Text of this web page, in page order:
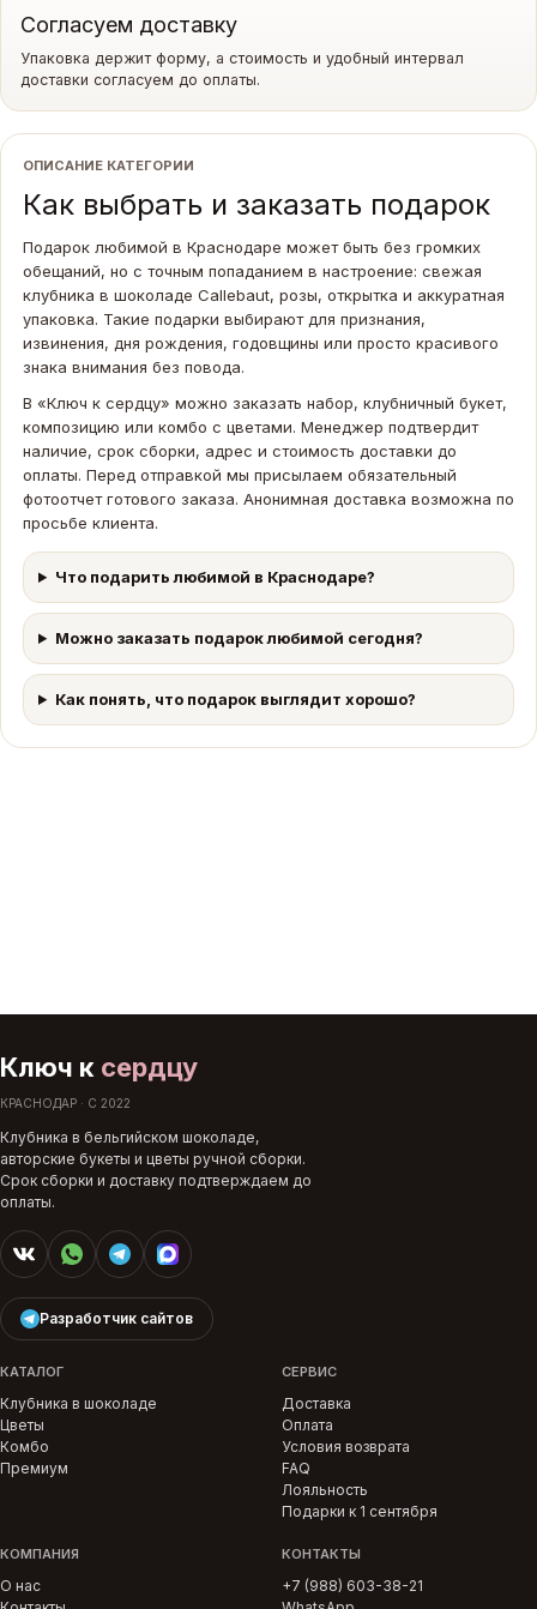
Согласуем доставку
Упаковка держит форму, а стоимость и удобный интервал
доставки согласуем до оплаты.
ОПИСАНИЕ КАТЕГОРИИ
Как выбрать и заказать подарок
Подарок любимой в Краснодаре может быть без громких
обещаний, но с точным попаданием в настроение: свежая
клубника в шоколаде Callebaut, розы, открытка и аккуратная
упаковка. Такие подарки выбирают для признания,
извинения, дня рождения, годовщины или просто красивого
знака внимания без повода.
В «Ключ к сердцу» можно заказать набор, клубничный букет,
композицию или комбо с цветами. Менеджер подтвердит
наличие, срок сборки, адрес и стоимость доставки до
оплаты. Перед отправкой мы присылаем обязательный
фотоотчет готового заказа. Анонимная доставка возможна по
просьбе клиента.
Что подарить любимой в Краснодаре?
Можно заказать подарок любимой сегодня?
Как понять, что подарок выглядит хорошо?
Ключ к сердцу
КРАСНОДАР · С 2022
Клубника в бельгийском шоколаде,
авторские букеты и цветы ручной сборки.
Срок сборки и доставку подтверждаем до
оплаты.
Разработчик сайтов
КАТАЛОГ
Клубника в шоколаде
Цветы
Комбо
Премиум
СЕРВИС
Доставка
Оплата
Условия возврата
FAQ
Лояльность
Подарки к 1 сентября
КОМПАНИЯ
О нас
КОНТАКТЫ
+7 (988) 603-38-21